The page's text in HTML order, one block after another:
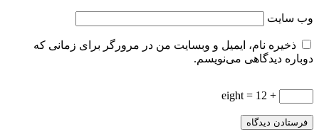
وب‌ سایت
ذخیره نام، ایمیل و وبسایت من در مرورگر برای زمانی که
دوباره دیدگاهی می‌نویسم.
+ eight = 12